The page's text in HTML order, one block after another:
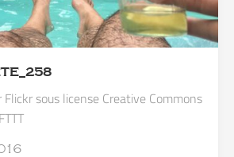
sous license Creative Commons